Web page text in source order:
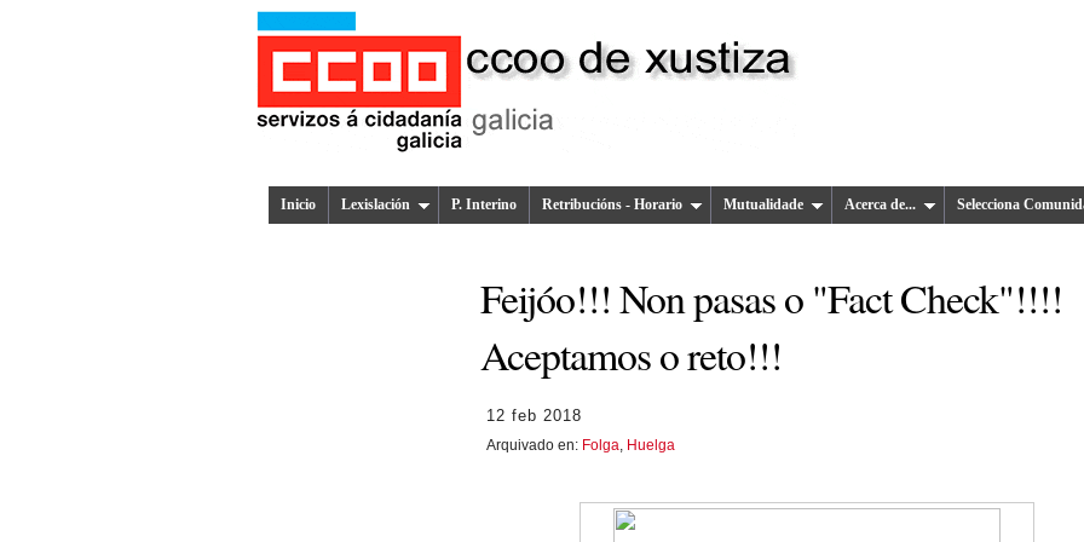
Inicio Lexislación P. Interino Retribucións - Horario Mutualidade Acerca de... Selecciona
Feijóo!!! Non pasas o "Fact Check"!!!!
Aceptamos o reto!!!
12 feb 2018
Arquivado en: Folga Huelga